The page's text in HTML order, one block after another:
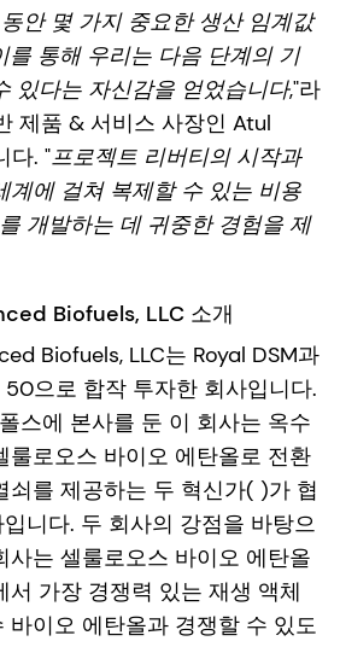
안 몇 가지 중요한 생산 임계값
를 통해 우리는 다음 단계의 기
있다는 자신감을 얻었습니다,"라
제품 & 서비스 사장인 Atul
다. "프로젝트 리버티의 시작과
계에 걸쳐 복제할 수 있는 비용
개발하는 데 귀중한 경험을 제
Biofuels, LLC 소개
Biofuels, LLC는 Royal DSM과
50으로 합작 투자한 회사입니다.
스에 본사를 둔 이 회사는 옥수
룰로오스 바이오 에탄올로 전환
쇠를 제공하는 두 혁신가( )가 협
니다. 두 회사의 강점을 바탕으
사는 셀룰로오스 바이오 에탄올
서 가장 경쟁력 있는 재생 액체
바이오 에탄올과 경쟁할 수 있도